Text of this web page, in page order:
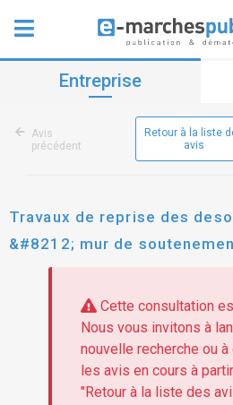
Entreprise
Avis
précédent
Retour à la liste
avis
Travaux de reprise des
&#8212; mur de
communal gazel
Cette consultation
Nous vous invitons à
nouvelle recherche ou
les avis en cours à
"Retour à la liste des